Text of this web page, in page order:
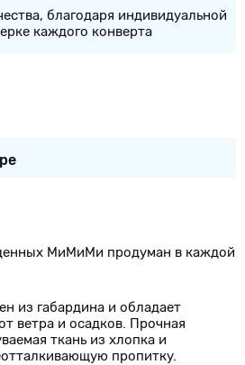
благодаря индивидуальной
каждого конверта
МиМиМи продуман в каждой
из габардина и обладает
ветра и осадков. Прочная
ткань из хлопка и
пропитку.